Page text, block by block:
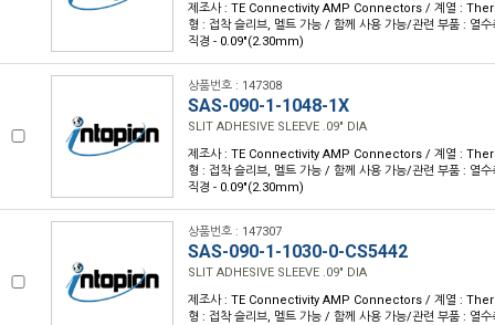
제조사 : TE Connectivity AMP Connectors / 계열 :
형 : 접착 슬리브, 멜트 가능 / 함께 사용 가능/관련 부품 : 열
직경 - 0.09"(2.30mm)
상품번호 : 147308
SAS-090-1-1048-1X
SLIT ADHESIVE SLEEVE .09" DIA
제조사 : TE Connectivity AMP Connectors / 계열 :
형 : 접착 슬리브, 멜트 가능 / 함께 사용 가능/관련 부품 : 열
직경 - 0.09"(2.30mm)
상품번호 : 147307
SAS-090-1-1030-0-CS5442
SLIT ADHESIVE SLEEVE .09" DIA
제조사 : TE Connectivity AMP Connectors / 계열 :
형 : 접착 슬리브, 멜트 가능 / 함께 사용 가능/관련 부품 : 열